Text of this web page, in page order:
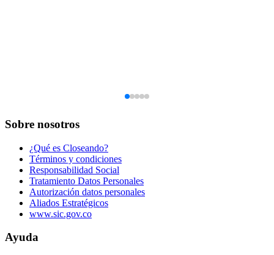
Sobre nosotros
¿Qué es Closeando?
Términos y condiciones
Responsabilidad Social
Tratamiento Datos Personales
Autorización datos personales
Aliados Estratégicos
www.sic.gov.co
Ayuda